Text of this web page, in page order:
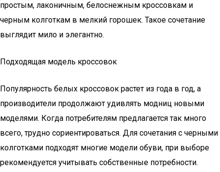
простым, лаконичным, белоснежным кроссовкам и
черным колготкам в мелкий горошек. Такое сочетание
выглядит мило и элегантно.
Подходящая модель кроссовок
Популярность белых кроссовок растет из года в год, а
производители продолжают удивлять модниц новыми
моделями. Когда потребителям предлагается так много
всего, трудно сориентироваться. Для сочетания с черными
колготками подходят многие модели обуви, при выборе
рекомендуется учитывать собственные потребности.